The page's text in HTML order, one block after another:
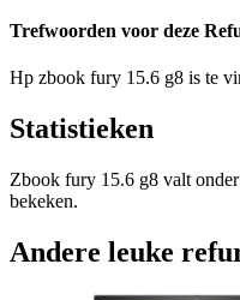
Trefwoorden voor deze
Hp zbook fury 15.6 g8 is te
Statistieken
Zbook fury 15.6 g8 valt
bekeken.
Andere leuke